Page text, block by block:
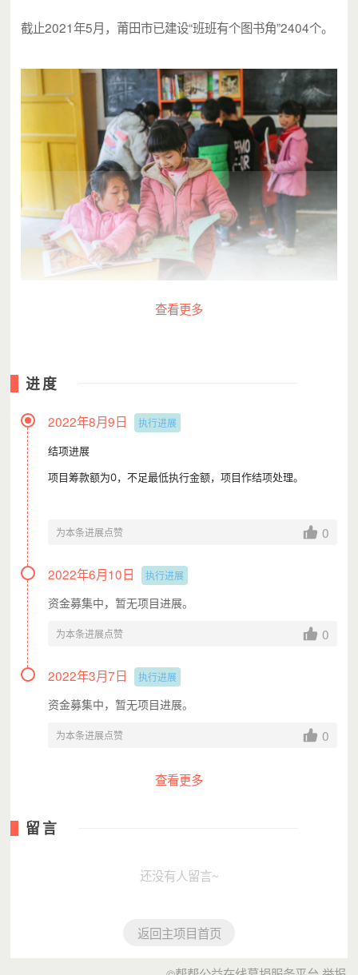
截止2021年5月，莆田市已建设“班班有个图书角”2404个。
查看更多
进度
2022年8月9日 执行进展
结项进展
项目筹款额为0，不足最低执行金额，项目作结项处理。
为本条进展点赞 0
2022年6月10日 执行进展
资金募集中，暂无项目进展。
为本条进展点赞 0
2022年3月7日 执行进展
资金募集中，暂无项目进展。
为本条进展点赞 0
查看更多
留言
还没有人留言~
返回主项目首页